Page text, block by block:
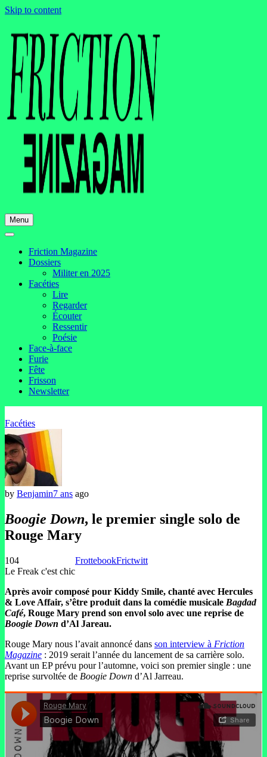
Skip to content
Menu
Friction Magazine
Dossiers
Militer en 2025
Facéties
Lire
Regarder
Écouter
Ressentir
Poésie
Face-à-face
Furie
Fête
Frisson
Newsletter
Facéties
by Benjamin7 ans ago
Boogie Down, le premier single solo de
Rouge Mary
104
Le Freak c'est chic
FrottebookFrictwitt
Après avoir composé pour Kiddy Smile, chanté avec Hercules
& Love Affair, s’être produit dans la comédie musicale Bagdad
Café, Rouge Mary prend son envol solo avec une reprise de
Boogie Down d’Al Jareau.
Rouge Mary nous l’avait annoncé dans son interview à Friction
Magazine : 2019 serait l’année du lancement de sa carrière solo.
Avant un EP prévu pour l’automne, voici son premier single : une
reprise survoltée de Boogie Down d’Al Jarreau.